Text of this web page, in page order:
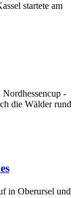
startete am
-
die Wälder rund
in Oberursel und